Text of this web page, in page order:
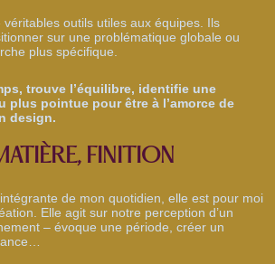
outils utiles aux équipes. Ils
sur une problématique globale ou
plus spécifique.
trouve l’équilibre, identifie une
plus pointue pour être à l’amorce de
design.
FINITION
de mon quotidien, elle est pour moi
Elle agit sur notre perception d’un
– évoque une période, créer un